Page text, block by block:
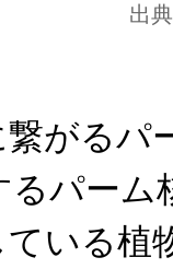
出
がるパ
パーム
いる植